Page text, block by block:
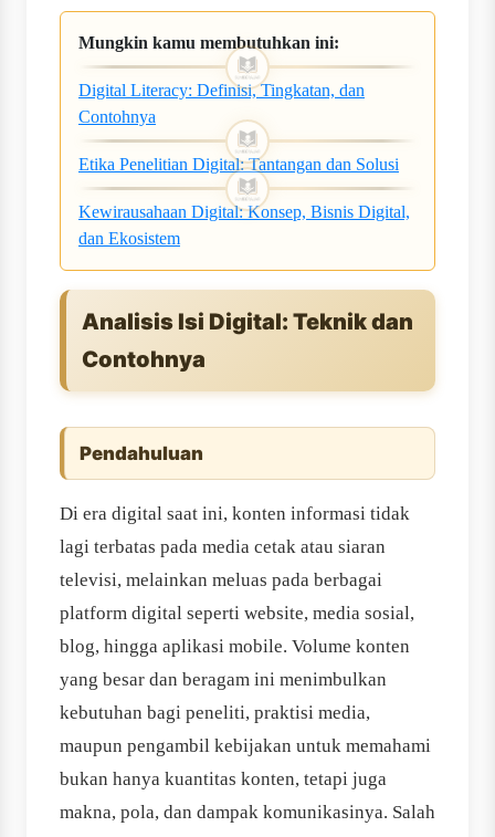
Mungkin kamu membutuhkan ini:
Digital Literacy: Definisi, Tingkatan, dan
Contohnya
Etika Penelitian Digital: Tantangan dan Solusi
Kewirausahaan Digital: Konsep, Bisnis Digital,
dan Ekosistem
Analisis Isi Digital: Teknik dan
Contohnya
Pendahuluan
Di era digital saat ini, konten informasi tidak
lagi terbatas pada media cetak atau siaran
televisi, melainkan meluas pada berbagai
platform digital seperti website, media sosial,
blog, hingga aplikasi mobile. Volume konten
yang besar dan beragam ini menimbulkan
kebutuhan bagi peneliti, praktisi media,
maupun pengambil kebijakan untuk memahami
bukan hanya kuantitas konten, tetapi juga
makna, pola, dan dampak komunikasinya. Salah